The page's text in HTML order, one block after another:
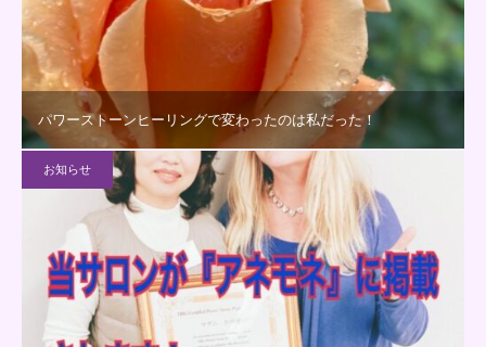
パワーストーンヒーリングで変わったのは私だった！
お知らせ